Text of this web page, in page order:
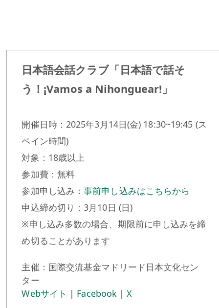
日本語会話クラブ「日本語で話そ
う！¡Vamos a Nihonguear!」
開催日時：2025年3月14日(金) 18:30~19:45 (ス
ペイン時間)
対象：18歳以上
参加費：無料
参加申し込み：事前申し込みはこちらから
申込締め切り：3月10日 (日)
※申し込み多数の場合、期限前に申し込みを締
め切ることがあります
主催：国際交流基金マドリード日本文化セン
ター
Webサイト | Facebook |X